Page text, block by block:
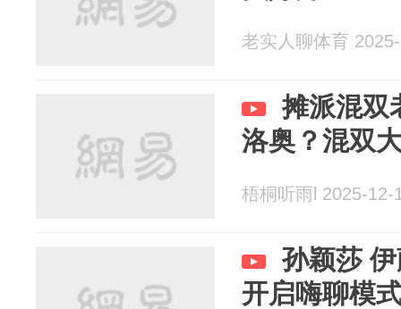
老实人聊体育
摊派混双
洛奥？混双
梧桐听雨l 2025-12-
孙颖莎
开启嗨聊模